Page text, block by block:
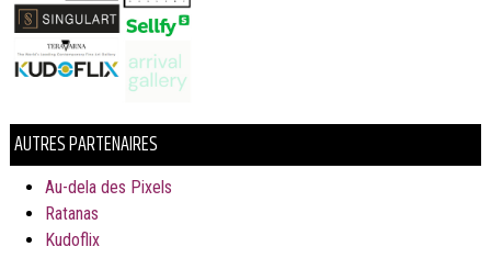
AUTRES PARTENAIRES
Au-dela des Pixels
Ratanas
Kudoflix